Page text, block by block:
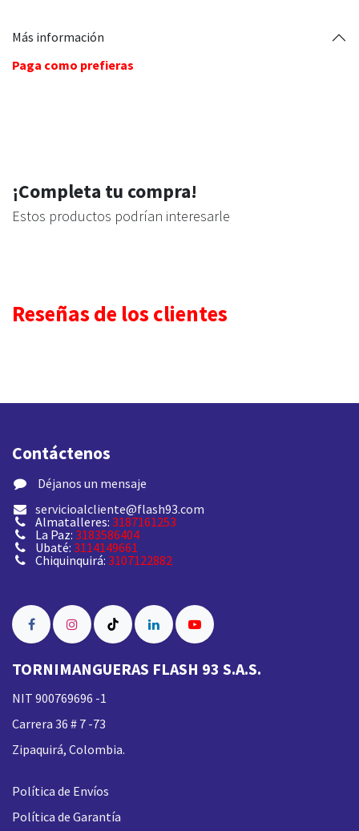
Más información
Paga como prefieras
¡Completa tu compra!
Estos productos podrían interesarle
Reseñas de los clientes
Contáctenos
​ Déjanos un mensaje
servicioalcliente@flash93.com
Almatalleres: 3187161253
La Paz: 3183586404
Ubaté: 3114149661
Chiquinquirá: 3107122882
TORNIMANGUERAS FLASH 93 S.A.S.
NIT 900769696 -1
Carrera 36 # 7 -73
Zipaquirá, Colombia.
Política de Envíos
Política de Garantía